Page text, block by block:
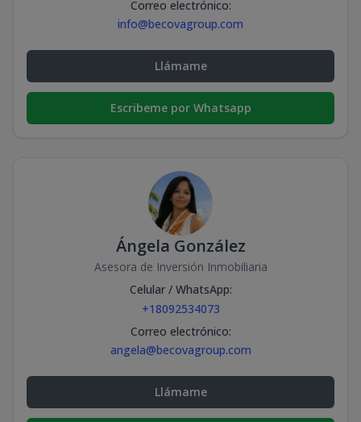
Correo electrónico:
info@becovagroup.com
Llámame
Escribeme por Whatsapp
Ángela González
Asesora de Inversión Inmobiliaria
Celular / WhatsApp:
+18092534073
Correo electrónico:
angela@becovagroup.com
Llámame